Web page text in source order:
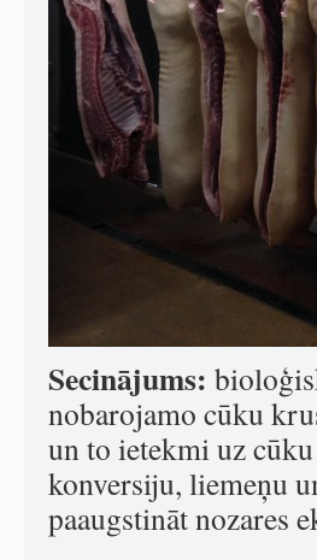
Secinājums:
nobarojamo cūku
un to ietekmi uz
konversiju, liemeņu
paaugstināt nozares